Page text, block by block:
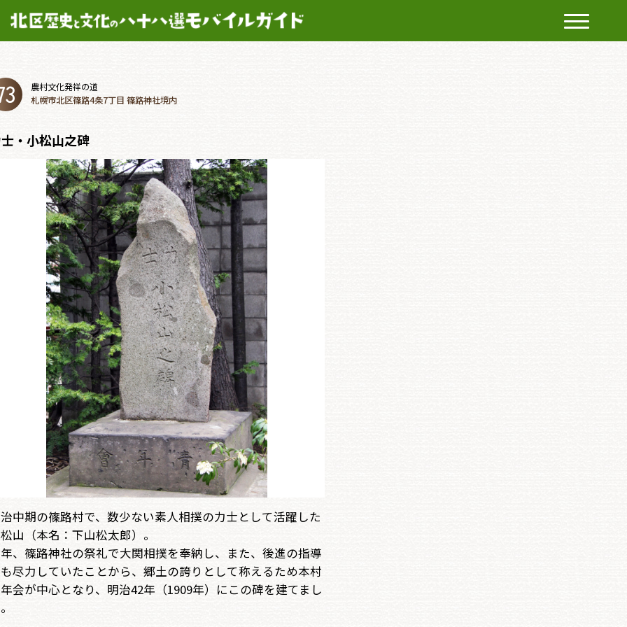
農村文化発祥の道
札幌市北区篠路4条7丁目 篠路神社境内
・小松山之碑
中期の篠路村で、数少ない素人相撲の力士として活躍した
山（本名：下山松太郎）。
、篠路神社の祭礼で大関相撲を奉納し、また、後進の指導
尽力していたことから、郷土の誇りとして称えるため本村
会が中心となり、明治42年（1909年）にこの碑を建てまし